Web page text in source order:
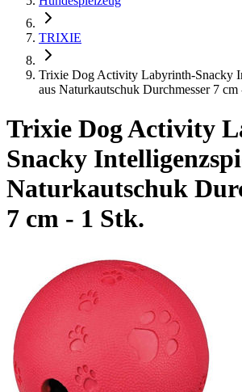
TRIXIE
Trixie Dog Activity Labyrinth-Snacky
aus Naturkautschuk Durchmesser 7 cm
Trixie Dog Activity
Snacky
Naturkautschuk
7 cm - 1 Stk.